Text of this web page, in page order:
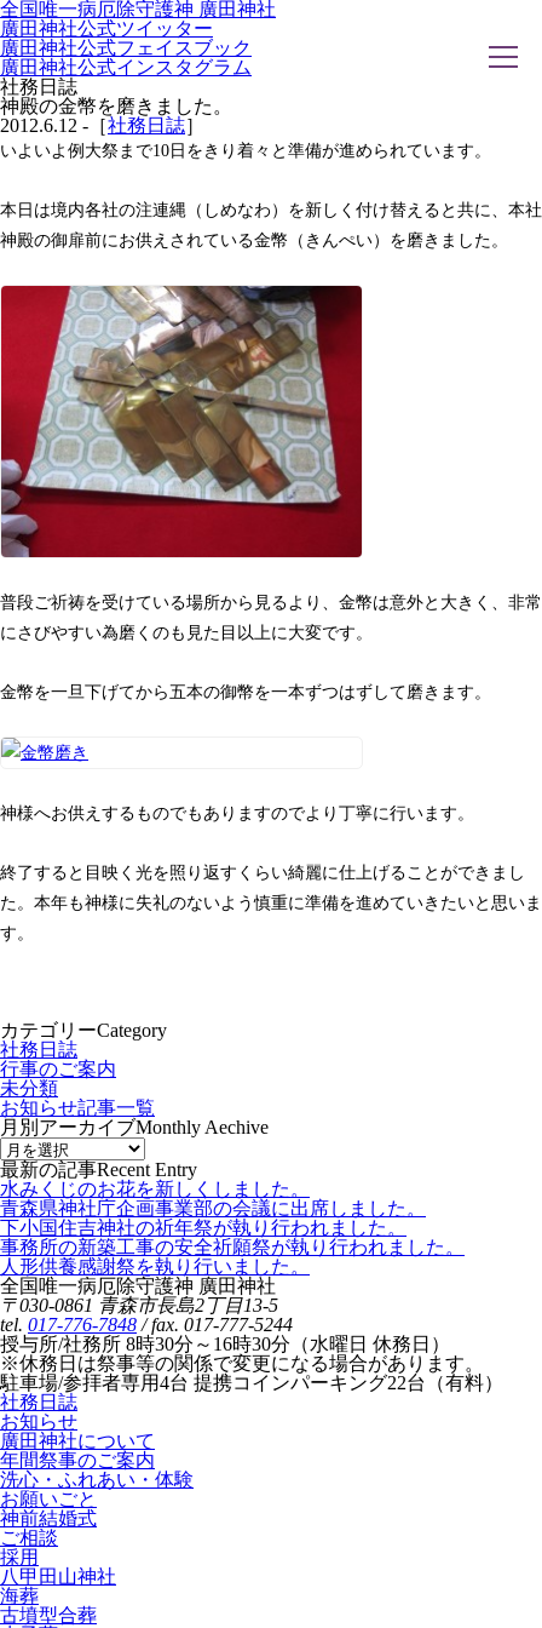
全国唯一病厄除守護神 廣田神社
ホーム
廣田神社について
年間祭事のご案内
洗心・ふれあい・体験
神前結婚式
ご相談
採用情報
八甲田山神社
海葬
古墳型合葬
水子葬
奉祝記念事業
お問い合わせ
廣田神社公式ツイッター
廣田神社公式フェイスブック
廣田神社公式インスタグラム
社務日誌
神殿の金幣を磨きました。
2012.6.12 -［社務日誌］
いよいよ例大祭まで10日をきり着々と準備が進められています。
本日は境内各社の注連縄（しめなわ）を新しく付け替えると共に、本社
神殿の御扉前にお供えされている金幣（きんぺい）を磨きました。
普段ご祈祷を受けている場所から見るより、金幣は意外と大きく、非常
にさびやすい為磨くのも見た目以上に大変です。
金幣を一旦下げてから五本の御幣を一本ずつはずして磨きます。
神様へお供えするものでもありますのでより丁寧に行います。
終了すると目映く光を照り返すくらい綺麗に仕上げることができまし
た。本年も神様に失礼のないよう慎重に準備を進めていきたいと思いま
す。
カテゴリーCategory
社務日誌
行事のご案内
未分類
お知らせ記事一覧
月別アーカイブMonthly Aechive
最新の記事Recent Entry
水みくじのお花を新しくしました。
青森県神社庁企画事業部の会議に出席しました。
下小国住吉神社の祈年祭が執り行われました。
事務所の新築工事の安全祈願祭が執り行われました。
人形供養感謝祭を執り行いました。
全国唯一病厄除守護神 廣田神社
〒030-0861 青森市長島2丁目13-5
tel. 017-776-7848 / fax. 017-777-5244
授与所/社務所 8時30分～16時30分（水曜日 休務日）
※休務日は祭事等の関係で変更になる場合があります。
駐車場/参拝者専用4台 提携コインパーキング22台（有料）
社務日誌
お知らせ
廣田神社について
年間祭事のご案内
洗心・ふれあい・体験
お願いごと
神前結婚式
ご相談
採用
八甲田山神社
海葬
古墳型合葬